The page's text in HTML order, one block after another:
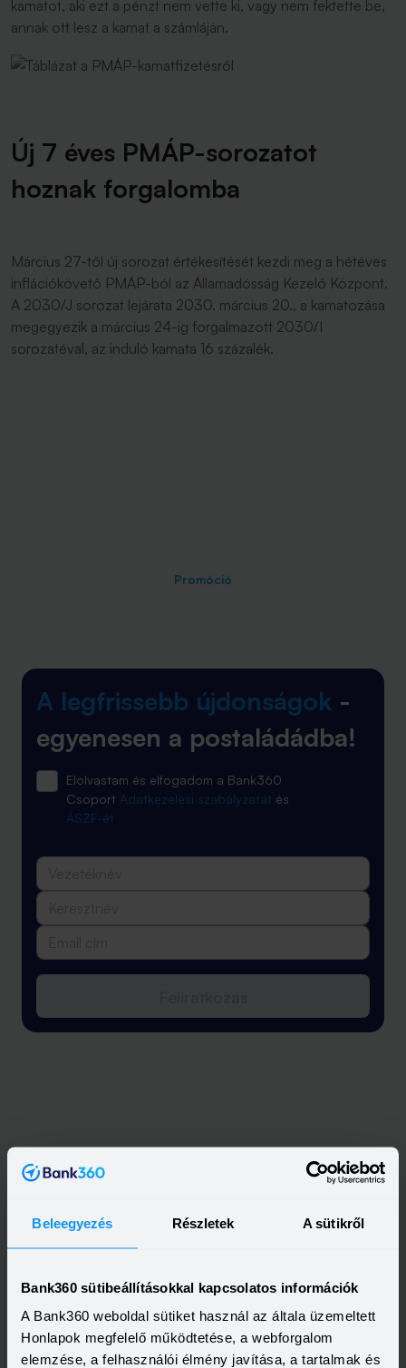
Beleegyezés Részletek A sütikről
Bank360 sütibeállításokkal kapcsolatos információk
A Bank360 weboldal sütiket használ az általa üzemeltett
Honlapok megfelelő működtetése, a webforgalom
elemzése, a felhasználói élmény javítása, a tartalmak és
kamatot, aki ezt a pénzt nem vette ki, vagy nem fektette be,
annak ott lesz a kamat a számláján.
Új 7 éves PMÁP-sorozatot
hoznak forgalomba
Március 27-től új sorozat értékesítését kezdi meg a hétéves
inflációkövető PMÁP-ból az Államadósság Kezelő Központ.
A 2030/J sorozat lejárata 2030. március 20., a kamatozása
megegyezik a március 24-ig forgalmazott 2030/I
sorozatéval, az induló kamata 16 százalék.
Promóció
A legfrissebb újdonságok -
egyenesen a postaládádba!
Elolvastam és elfogadom a Bank360
Csoport Adatkezelési szabályzatát és
ÁSZF-ét